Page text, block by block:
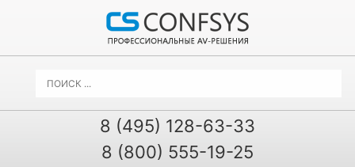
8 (495) 128-63-33
8 (800) 555-19-25